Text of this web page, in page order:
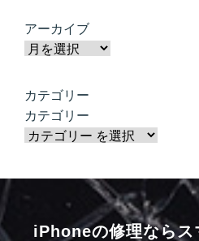
アーカイブ
カテゴリー
カテゴリー
iPhoneの修理ならス